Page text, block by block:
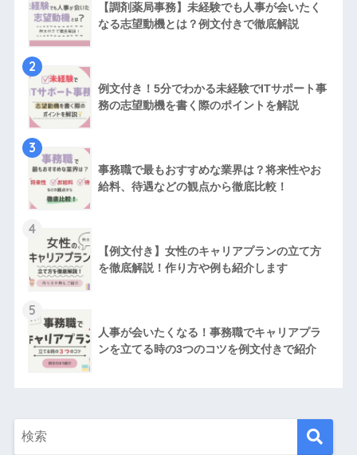
【調剤薬局事務】未経験でも人事が会いたく
なる志望動機とは？例文付きで徹底解説
2
例文付き！5分でわかる未経験でITサポート事
務の志望動機を書く際のポイントを解説
3
事務職で最もおすすめな業界は？将来性やお
給料、待遇などの観点から徹底比較！
4
【例文付き】女性のキャリアプランの立て方
を徹底解説！作り方や例も紹介します
5
人事が会いたくなる！事務職でキャリアプラ
ンを立てる時の3つのコツを例文付きで紹介